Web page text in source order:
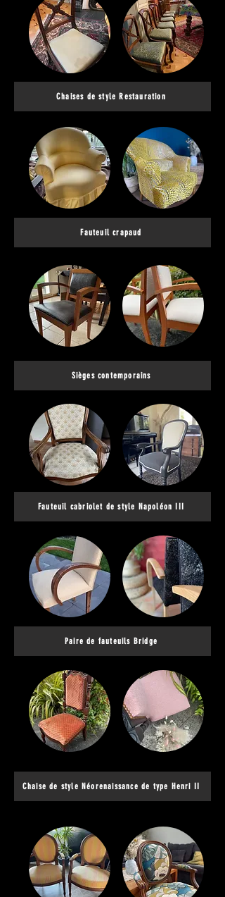
Chaises de style Restauration
Fauteuil crapaud
Sièges contemporains
Fauteuil cabriolet de style Napoléon III
Paire de fauteuils Bridge
Chaise de style Néorenaissance de type Henri II